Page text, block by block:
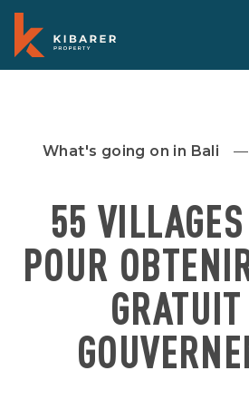
What's going on in Bali
55
POUR